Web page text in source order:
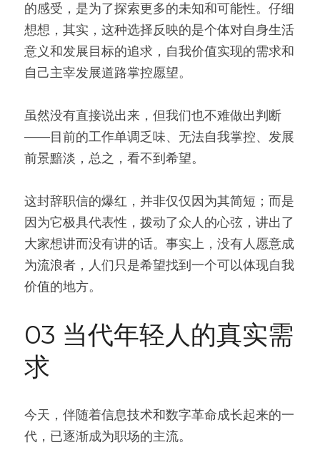
的感受，是为了探索更多的未知和可能性。仔细
想想，其实，这种选择反映的是个体对自身生活
意义和发展目标的追求，自我价值实现的需求和
自己主宰发展道路掌控愿望。
虽然没有直接说出来，但我们也不难做出判断
——目前的工作单调乏味、无法自我掌控、发展
前景黯淡，总之，看不到希望。
这封辞职信的爆红，并非仅仅因为其简短；而是
因为它极具代表性，拨动了众人的心弦，讲出了
大家想讲而没有讲的话。事实上，没有人愿意成
为流浪者，人们只是希望找到一个可以体现自我
价值的地方。
03 当代年轻人的真实需
求
今天，伴随着信息技术和数字革命成长起来的一
代，已逐渐成为职场的主流。